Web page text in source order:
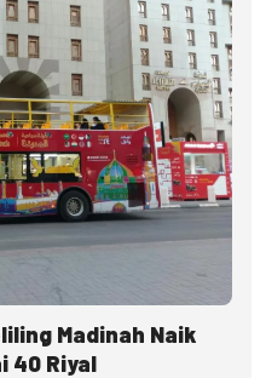
Madinah Naik
40 Riyal